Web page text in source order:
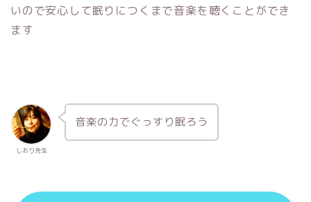
いので安心して眠りにつくまで音楽を聴くことができ
ます
しおり先生
音楽の力でぐっすり眠ろう